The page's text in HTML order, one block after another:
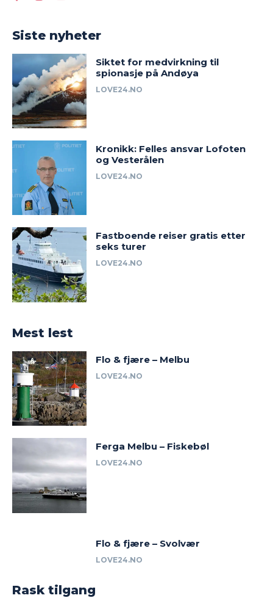
Siste nyheter
Siktet for medvirkning til
spionasje på Andøya
LOVE24.NO
Kronikk: Felles ansvar Lofoten
og Vesterålen
LOVE24.NO
Fastboende reiser gratis etter
seks turer
LOVE24.NO
Mest lest
Flo & fjære – Melbu
LOVE24.NO
Ferga Melbu – Fiskebøl
LOVE24.NO
Flo & fjære – Svolvær
LOVE24.NO
Rask tilgang